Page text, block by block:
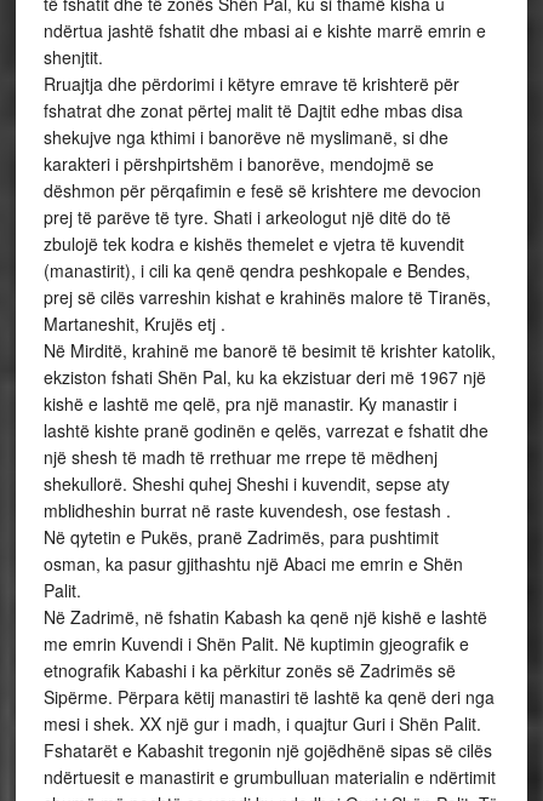
ndërtua jashtë fshatit dhe mbasi ai e kishte marrë emrin e
shenjtit.
Rruajtja dhe përdorimi i këtyre emrave të krishterë për
fshatrat dhe zonat përtej malit të Dajtit edhe mbas disa
shekujve nga kthimi i banorëve në myslimanë, si dhe
karakteri i përshpirtshëm i banorëve, mendojmë se
dëshmon për përqafimin e fesë së krishtere me devocion
prej të parëve të tyre. Shati i arkeologut një ditë do të
zbulojë tek kodra e kishës themelet e vjetra të kuvendit
(manastirit), i cili ka qenë qendra peshkopale e Bendes,
prej së cilës varreshin kishat e krahinës malore të Tiranës,
Martaneshit, Krujës etj .
Në Mirditë, krahinë me banorë të besimit të krishter katolik,
ekziston fshati Shën Pal, ku ka ekzistuar deri më 1967 një
kishë e lashtë me qelë, pra një manastir. Ky manastir i
lashtë kishte pranë godinën e qelës, varrezat e fshatit dhe
një shesh të madh të rrethuar me rrepe të mëdhenj
shekullorë. Sheshi quhej Sheshi i kuvendit, sepse aty
mblidheshin burrat në raste kuvendesh, ose festash .
Në qytetin e Pukës, pranë Zadrimës, para pushtimit
osman, ka pasur gjithashtu një Abaci me emrin e Shën
Palit.
Në Zadrimë, në fshatin Kabash ka qenë një kishë e lashtë
me emrin Kuvendi i Shën Palit. Në kuptimin gjeografik e
etnografik Kabashi i ka përkitur zonës së Zadrimës së
Sipërme. Përpara këtij manastiri të lashtë ka qenë deri nga
mesi i shek. XX një gur i madh, i quajtur Guri i Shën Palit.
Fshatarët e Kabashit tregonin një gojëdhënë sipas së cilës
ndërtuesit e manastirit e grumbulluan materialin e ndërtimit